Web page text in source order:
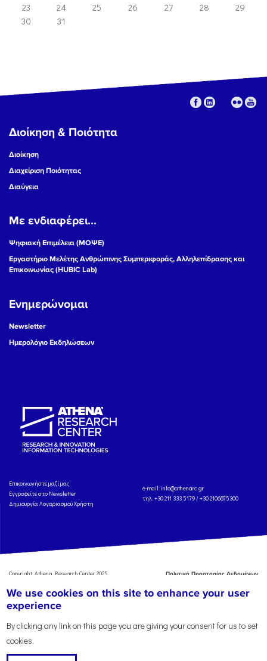
23
24 25 26 27 28
29
30
31
Διοίκηση & Ποιότητα
Διοίκηση
Διαχείριση Ποιότητας
Διαύγεια
Με ενδιαφέρει...
Ψηφιακή Επιμέλεια (ΜΟΨΕ)
Εργαστήριο Μελέτης Ανθρώπινης Συμπεριφοράς, Αλληλεπίδρασης και
Επικοινωνίας (HUBIC Lab)
Ενημερώνομαι
Newsletter
Ημερολόγιο Εκδηλώσεων
Eπικοινωνήστε μαζί μας
Εγγραφείτε στο Newsletter
Δημιουργία Λογαριασμού Χρήστη
e-mail: info@athenarc.gr
τηλ. +30 211 333 5179 / +30 2106875300
Copyright: Athena Research Center, 2025
Πολιτική Προστασίας Δεδομένων
Χρήσης
Αναφορά
We use cookies on this site to enhance your user
experience
By clicking any link on this page you are giving your consent for us to set
cookies.